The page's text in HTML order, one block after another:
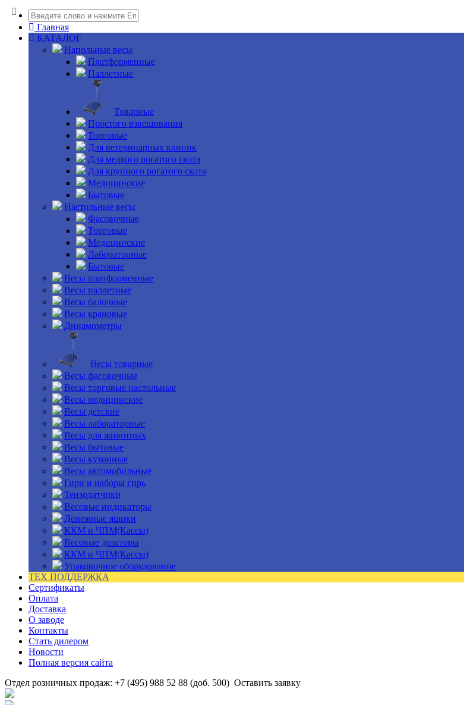
Главная
КАТАЛОГ
Напольные весы
Платформенные
Паллетные
Товарные
Простого взвешивания
Торговые
Для ветеринарных клиник
Для мелкого рогатого скота
Для крупного рогатого скота
Медицинские
Бытовые
Настольные весы
Фасовочные
Торговые
Медицинские
Лабораторные
Бытовые
Весы платформенные
Весы паллетные
Весы балочные
Весы крановые
Динамометры
Весы товарные
Весы фасовочные
Весы торговые настольные
Весы медицинские
Весы детские
Весы лабораторные
Весы для животных
Весы бытовые
Весы кухонные
Весы автомобильные
Гири и наборы гирь
Тензодатчики
Весовые индикаторы
Денежные ящики
ККМ и ЧПМ(Кассы)
Весовые дозаторы
ККМ и ЧПМ(Кассы)
Упаковочное оборудование
ТЕХ ПОДДЕРЖКА
Сертификаты
Оплата
Доставка
О заводе
Контакты
Стать дилером
Новости
Полная версия сайта
Отдел розничных продаж: +7 (495) 988 52 88 (доб. 500) Оставить заявку